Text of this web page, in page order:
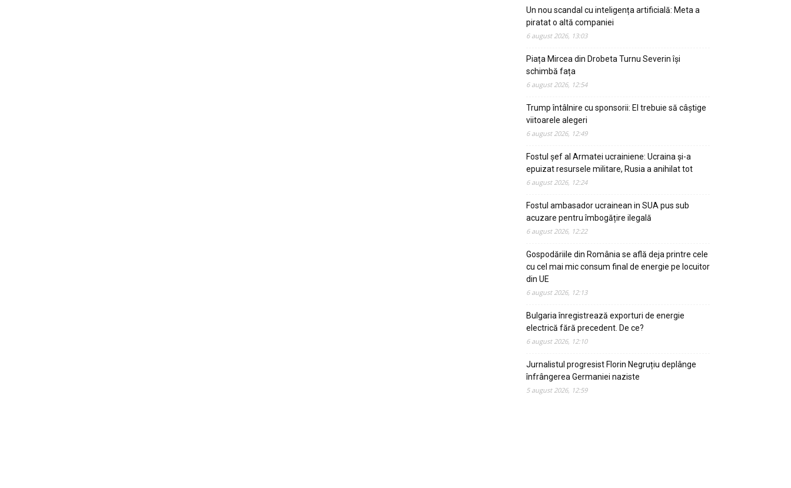
Un nou scandal cu inteligența artificială: Meta a
piratat o altă companiei
6 august 2026, 13:03
Piața Mircea din Drobeta Turnu Severin își
schimbă fața
6 august 2026, 12:54
Trump întâlnire cu sponsorii: El trebuie să câștige
viitoarele alegeri
6 august 2026, 12:49
Fostul șef al Armatei ucrainiene: Ucraina și-a
epuizat resursele militare, Rusia a anihilat tot
6 august 2026, 12:24
Fostul ambasador ucrainean in SUA pus sub
acuzare pentru îmbogățire ilegală
6 august 2026, 12:22
Gospodăriile din România se află deja printre cele
cu cel mai mic consum final de energie pe locuitor
din UE
6 august 2026, 12:13
Bulgaria înregistrează exporturi de energie
electrică fără precedent. De ce?
6 august 2026, 12:10
Jurnalistul progresist Florin Negruțiu deplânge
înfrângerea Germaniei naziste
5 august 2026, 12:59